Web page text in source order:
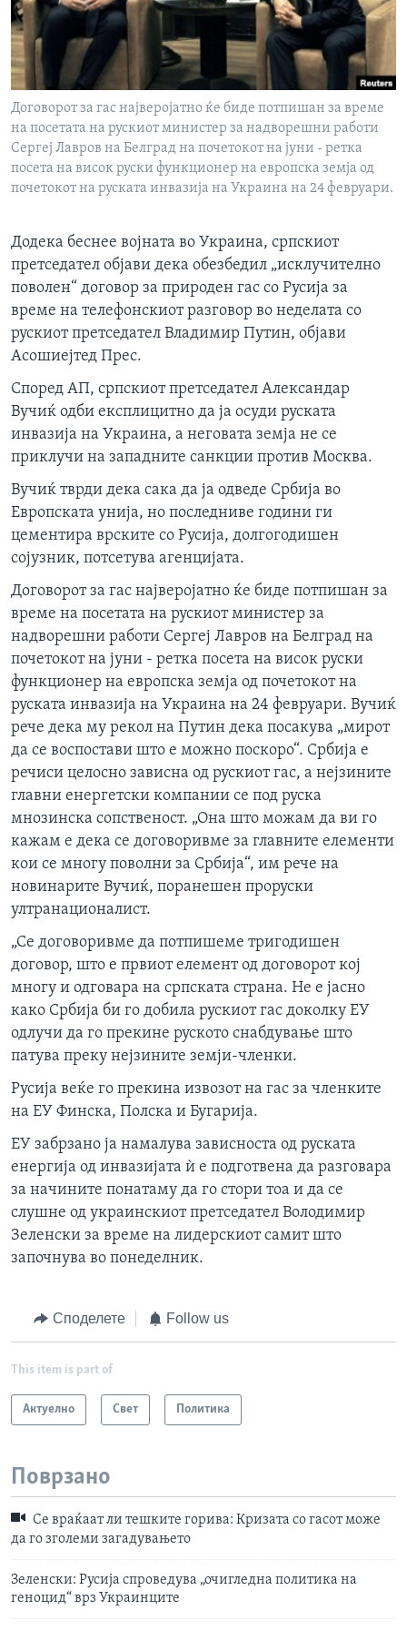
ИНТЕРВЈУА
Јазици
Договорот за гас најверојатно ќе биде потпишан за време
на посетата на рускиот министер за надворешни работи
Сергеј Лавров на Белград на почетокот на јуни - ретка
посета на висок руски функционер на европска земја од
почетокот на руската инвазија на Украина на 24 февруари.
Додека беснее војната во Украина, српскиот
претседател објави дека обезбедил „исклучително
поволен“ договор за природен гас со Русија за
време на телефонскиот разговор во неделата со
рускиот претседател Владимир Путин, објави
Асошиејтед Прес.
Според АП, српскиот претседател Александар
Вучиќ одби експлицитно да ја осуди руската
инвазија на Украина, а неговата земја не се
приклучи на западните санкции против Москва.
Вучиќ тврди дека сака да ја одведе Србија во
Европската унија, но последниве години ги
цементира врските со Русија, долгогодишен
сојузник, потсетува агенцијата.
Договорот за гас најверојатно ќе биде потпишан за
време на посетата на рускиот министер за
надворешни работи Сергеј Лавров на Белград на
почетокот на јуни - ретка посета на висок руски
функционер на европска земја од почетокот на
руската инвазија на Украина на 24 февруари. Вучиќ
рече дека му рекол на Путин дека посакува „мирот
да се воспостави што е можно поскоро“. Србија е
речиси целосно зависна од рускиот гас, а нејзините
главни енергетски компании се под руска
мнозинска сопственост. „Она што можам да ви го
кажам е дека се договоривме за главните елементи
кои се многу поволни за Србија“, им рече на
новинарите Вучиќ, поранешен проруски
ултранационалист.
„Се договоривме да потпишеме тригодишен
договор, што е првиот елемент од договорот кој
многу и одговара на српската страна. Не е јасно
како Србија би го добила рускиот гас доколку ЕУ
одлучи да го прекине руското снабдување што
патува преку нејзините земји-членки.
Русија веќе го прекина извозот на гас за членките
на ЕУ Финска, Полска и Бугарија.
ЕУ забрзано ја намалува зависноста од руската
енергија од инвазијата ѝ е подготвена да разговара
за начините понатаму да го стори тоа и да се
слушне од украинскиот претседател Володимир
Зеленски за време на лидерскиот самит што
започнува во понеделник.
Споделете Follow us
This item is part of
Актуелно Свет Политика
Поврзано
Се враќаат ли тешките горива: Кризата со гасот може
да го зголеми загадувањето
Зеленски: Русија спроведува „очигледна политика на
геноцид“ врз Украинците